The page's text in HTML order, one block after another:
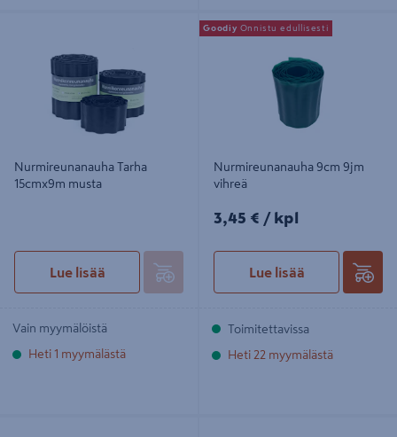
Nurmireunanauha Tarha
15cmx9m musta
Lue lisää
Vain myymälöistä
Heti 1 myymälästä
Nurmireunanauha 9cm 9jm vihreä
Nurmireunanauha 9cm 9jm
vihreä
3,45€/kpl
3,45 € / kpl
Lue lisää
Goodiy Onnistu edullisesti
Toimitettavissa
Heti 22 myymälästä